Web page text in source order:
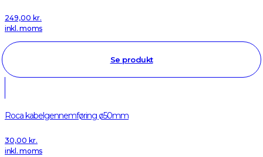
249,00 kr.
inkl. moms
Se produkt
Roca kabelgennemføring ø50mm
30,00 kr.
inkl. moms